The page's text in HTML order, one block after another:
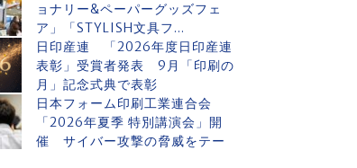
ョナリー&ペーパーグッズフェ
ア」「STYLISH文具フ...
日印産連 「2026年度日印産連
表彰」受賞者発表 9月「印刷の
月」記念式典で表彰
日本フォーム印刷工業連合会
「2026年夏季 特別講演会」開
催 サイバー攻撃の脅威をテー